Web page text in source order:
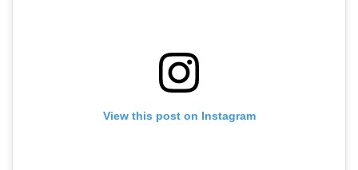
View this post on Instagram